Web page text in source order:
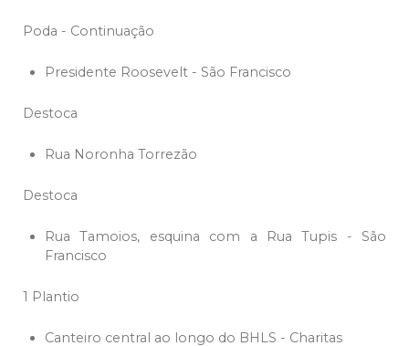
Poda - Continuação
Presidente Roosevelt - São Francisco
Destoca
Rua Noronha Torrezão
Destoca
Rua Tamoios, esquina com a Rua Tupis - São
Francisco
1 Plantio
Canteiro central ao longo do BHLS - Charitas